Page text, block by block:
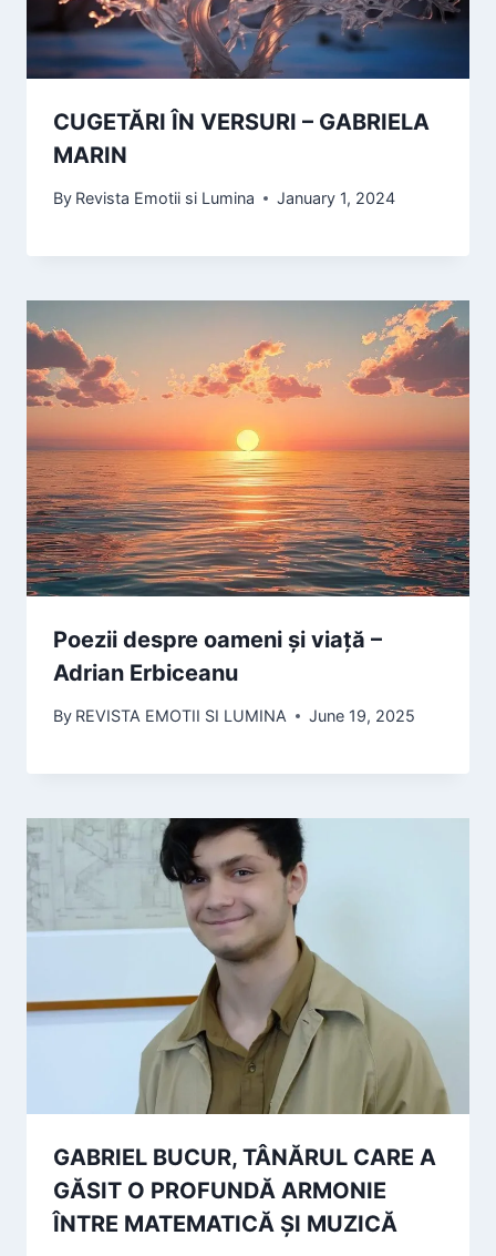
CUGETĂRI ÎN VERSURI – GABRIELA
MARIN
By Revista Emotii si Lumina January 1, 2024
Poezii despre oameni și viață –
Adrian Erbiceanu
By REVISTA EMOTII SI LUMINA June 19, 2025
GABRIEL BUCUR, TÂNĂRUL CARE A
GĂSIT O PROFUNDĂ ARMONIE
ÎNTRE MATEMATICĂ ȘI MUZICĂ